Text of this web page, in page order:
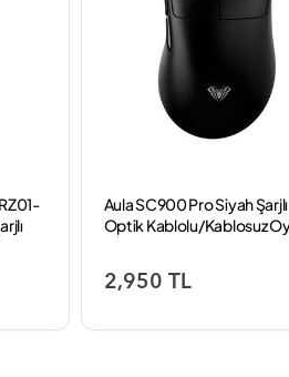
Aula SC900 Pro Siyah Şarjlı
Optik Kablolu/Kablosuz
2,950 TL